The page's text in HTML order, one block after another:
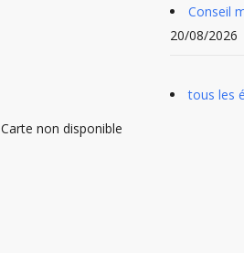
Carte non disponible
Conseil
20/08/2026
tous les